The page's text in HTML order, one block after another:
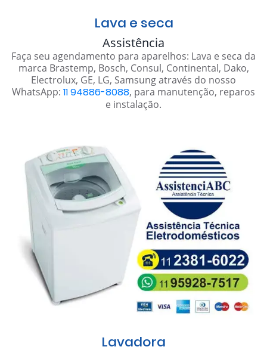
Lava e seca
Assistência
Faça seu agendamento para aparelhos: Lava e seca da
marca Brastemp, Bosch, Consul, Continental, Dako,
Electrolux, GE, LG, Samsung através do nosso
WhatsApp: 11 94886-8088, para manutenção, reparos
e instalação.
Lavadora